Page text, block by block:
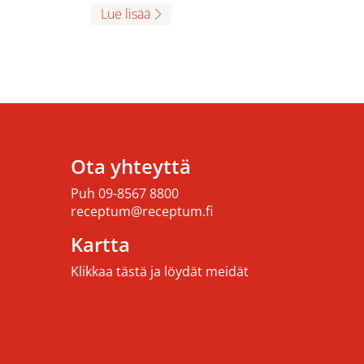
Lue lisää
Ota yhteyttä
Puh 09-8567 8800
receptum@receptum.fi
Kartta
Klikkaa tästä ja löydät meidät